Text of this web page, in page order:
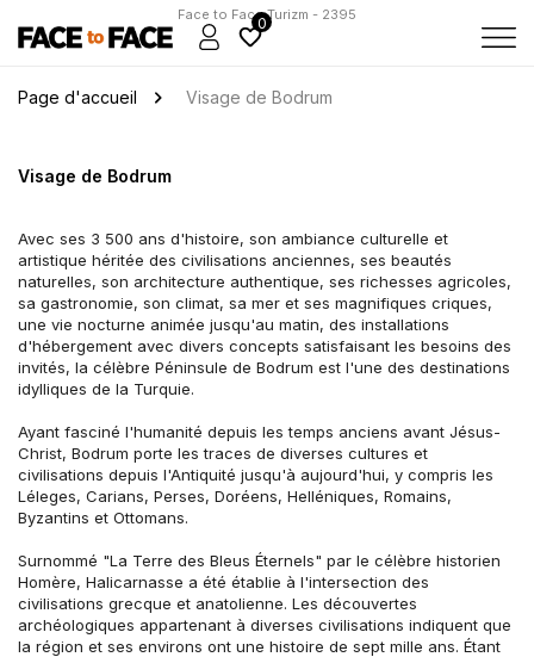
Face to Face Turizm - 2395
0
Page d'accueil Visage de Bodrum
Visage de Bodrum
Avec ses 3 500 ans d'histoire, son ambiance culturelle et
artistique héritée des civilisations anciennes, ses beautés
naturelles, son architecture authentique, ses richesses agricoles,
sa gastronomie, son climat, sa mer et ses magnifiques criques,
une vie nocturne animée jusqu'au matin, des installations
d'hébergement avec divers concepts satisfaisant les besoins des
invités, la célèbre Péninsule de Bodrum est l'une des destinations
idylliques de la Turquie.
Ayant fasciné l'humanité depuis les temps anciens avant Jésus-
Christ, Bodrum porte les traces de diverses cultures et
civilisations depuis l'Antiquité jusqu'à aujourd'hui, y compris les
Léleges, Carians, Perses, Doréens, Helléniques, Romains,
Byzantins et Ottomans.
Surnommé "La Terre des Bleus Éternels" par le célèbre historien
Homère, Halicarnasse a été établie à l'intersection des
civilisations grecque et anatolienne. Les découvertes
archéologiques appartenant à diverses civilisations indiquent que
la région et ses environs ont une histoire de sept mille ans. Étant